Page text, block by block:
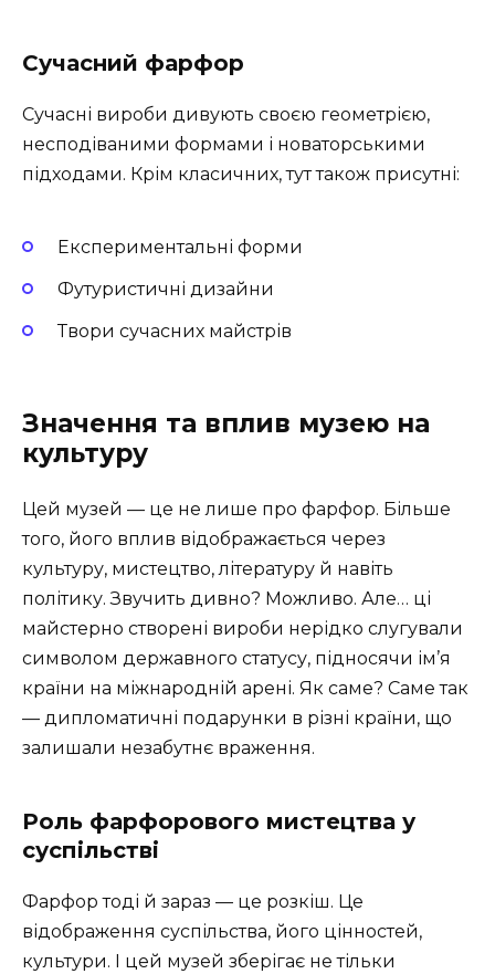
Сучасний фарфор
Сучасні вироби дивують своєю геометрією,
несподіваними формами і новаторськими
підходами. Крім класичних, тут також присутні:
Експериментальні форми
Футуристичні дизайни
Твори сучасних майстрів
Значення та вплив музею на
культуру
Цей музей — це не лише про фарфор. Більше
того, його вплив відображається через
культуру, мистецтво, літературу й навіть
політику. Звучить дивно? Можливо. Але… ці
майстерно створені вироби нерідко слугували
символом державного статусу, підносячи ім’я
країни на міжнародній арені. Як саме? Саме так
— дипломатичні подарунки в різні країни, що
залишали незабутнє враження.
Роль фарфорового мистецтва у
суспільстві
Фарфор тоді й зараз — це розкіш. Це
відображення суспільства, його цінностей,
культури. І цей музей зберігає не тільки